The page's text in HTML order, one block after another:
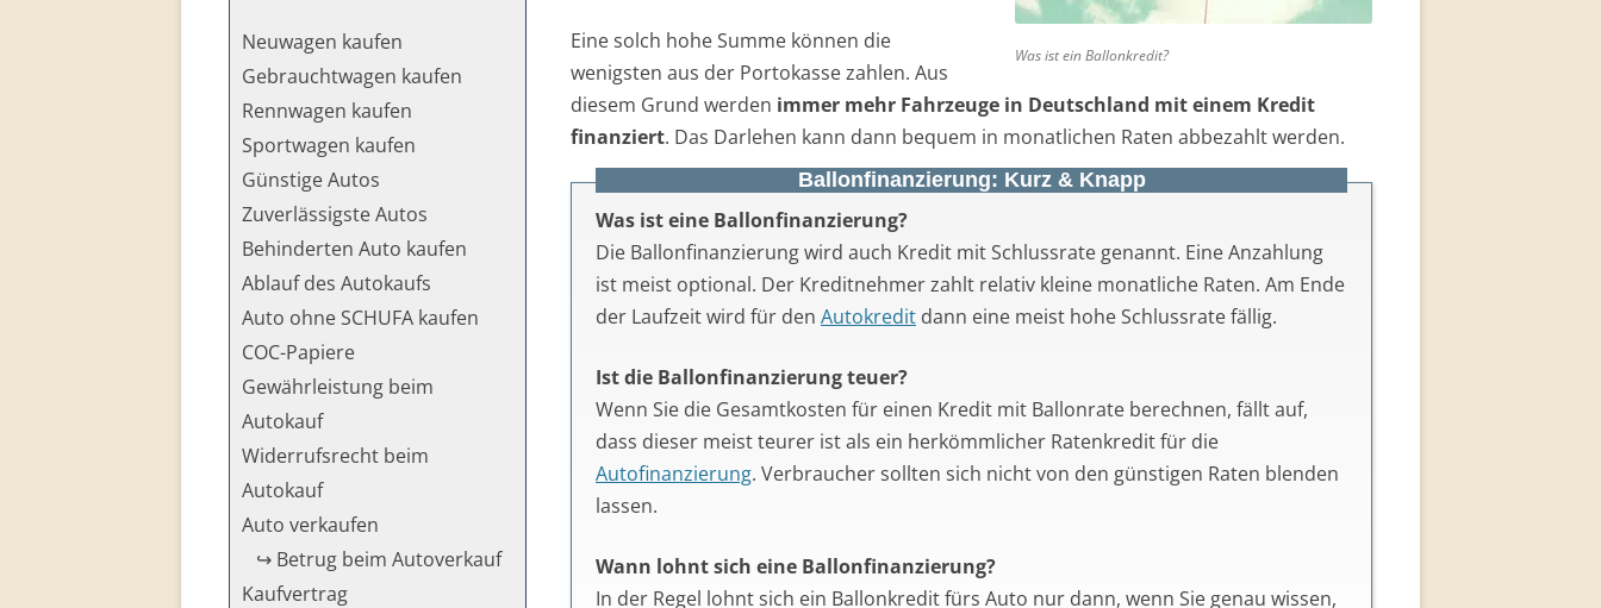
. Das Darlehen kann dann bequem in monatlichen Raten abbezahlt werden.
Ballonfinanzierung: Kurz & Knapp
Was ist eine Ballonfinanzierung?
Die Ballonfinanzierung wird auch Kredit mit Schlussrate genannt. Eine Anzahlung
ist meist optional. Der Kreditnehmer zahlt relativ kleine monatliche Raten. Am Ende
der Laufzeit wird für denAutokreditdann eine meist hohe Schlussrate fällig.
Ist die Ballonfinanzierung teuer?
Wenn Sie die Gesamtkosten für einen Kredit mit Ballonrate berechnen, fällt auf,
dass dieser meist teurer ist als ein herkömmlicher Ratenkredit für die
lassen.
Wann lohnt sich eine Ballonfinanzierung?
In der Regel lohnt sich ein Ballonkredit fürs Auto nur dann, wenn Sie genau wissen,
dass Sie die Schlussrate bezahlen können – etwa, weil am Ende der Laufzeit
eine teure Anschlussfinanzierung nötig.
Neuwagen kaufen
Gebrauchtwagen kaufen
Rennwagen kaufen
Sportwagen kaufen
Günstige Autos
Zuverlässigste Autos
Behinderten Auto kaufen
Ablauf des Autokaufs
Auto ohne SCHUFA kaufen
COC-Papiere
Gewährleistung beim
Autokauf
Widerrufsrecht beim
Autokauf
Auto verkaufen
↪ Betrug beim Autoverkauf
Kaufvertrag